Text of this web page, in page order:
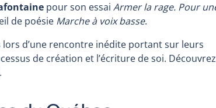
pour son essai Armer la rage. Pour
de poésie Marche à voix basse.
d’une rencontre inédite portant sur leurs
de création et l’écriture de soi. Découvrez